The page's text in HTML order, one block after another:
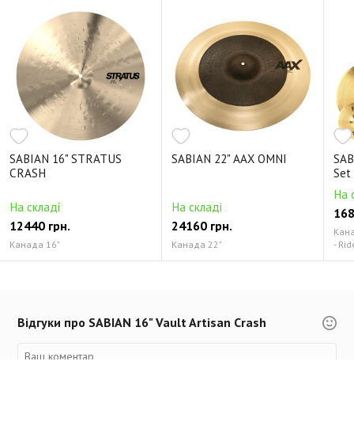
SABIAN 16" STRATUS
CRASH
На складі
12440 грн.
Канада 16"
SABIAN 22" AAX OMNI
На складі
24160 грн.
Канада 22"
Set
На
-
Відгуки про SABIAN 16" Vault Artisan Crash